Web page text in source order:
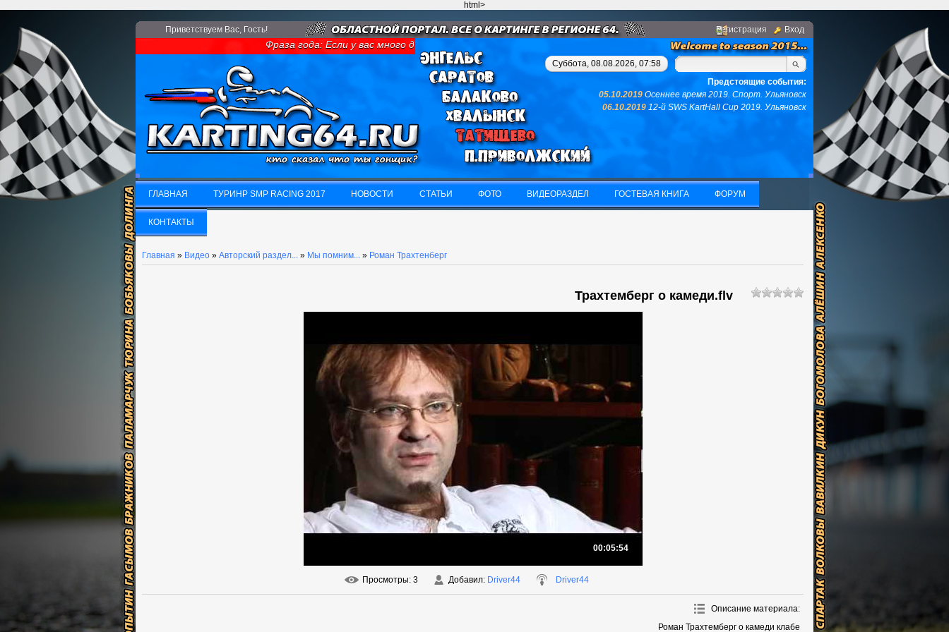
html>
Приветствуем Вас, Гость! Регистрация Вход
Фраза года: Если у вас много денег и свободного времени - займитесь картингом, у вас не останется ни того ни
Суббота, 08.08.2026, 07:58
Предстоящие события:
05.10.2019 Осеннее время 2019. Спорт. Ульяновск
06.10.2019 12-й SWS KartHall Cup 2019. Ульяновск
ГЛАВНАЯ
ГЛАВНАЯ
ТУРИНР SMP RACING 2017 НОВОСТИ СТАТЬИ ФОТО ВИДЕОРАЗДЕЛ ГОСТЕВАЯ КНИГА ФОРУМ
КОНТАКТЫ
КОНТАКТЫ
Главная » Видео » Авторский раздел... » Мы помним... » Роман Трахтенберг
Трахтемберг о камеди.flv
00:05:54
Просмотры: 3 Добавил: Driver44 Driver44
Описание материала:
Роман Трахтемберг о камеди клабе